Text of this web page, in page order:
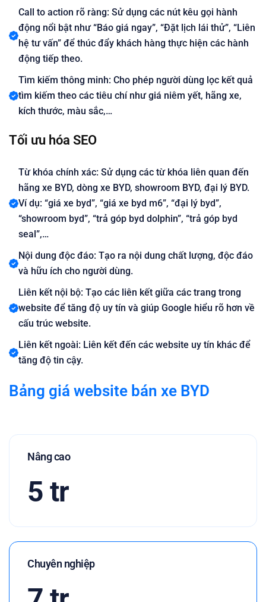
Call to action rõ ràng: Sử dụng các nút kêu gọi hành
động nổi bật như “Báo giá ngay”, “Đặt lịch lái thử”, “Liên
hệ tư vấn” để thúc đẩy khách hàng thực hiện các hành
động tiếp theo.
Tìm kiếm thông minh: Cho phép người dùng lọc kết quả
tìm kiếm theo các tiêu chí như giá niêm yết, hãng xe,
kích thước, màu sắc,…
Tối ưu hóa SEO
Từ khóa chính xác: Sử dụng các từ khóa liên quan đến
hãng xe BYD, dòng xe BYD, showroom BYD, đại lý BYD.
Ví dụ: “giá xe byd”, “giá xe byd m6”, “đại lý byd”,
“showroom byd”, “trả góp byd dolphin”, “trả góp byd
seal”,…
Nội dung độc đáo: Tạo ra nội dung chất lượng, độc đáo
và hữu ích cho người dùng.
Liên kết nội bộ: Tạo các liên kết giữa các trang trong
website để tăng độ uy tín và giúp Google hiểu rõ hơn về
cấu trúc website.
Liên kết ngoài: Liên kết đến các website uy tín khác để
tăng độ tin cậy.
Bảng giá website bán xe BYD
Nâng cao
5 tr
Chuyên nghiệp